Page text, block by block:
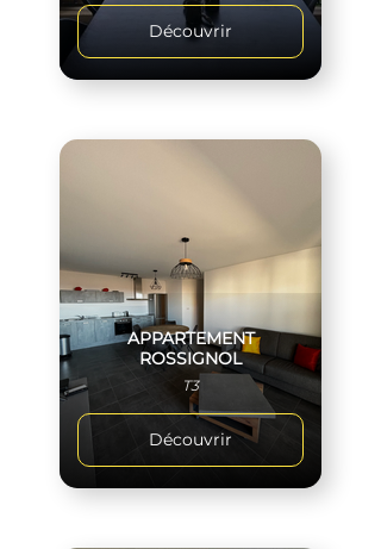
Découvrir
APPARTEMENT
ROSSIGNOL
T3
Découvrir